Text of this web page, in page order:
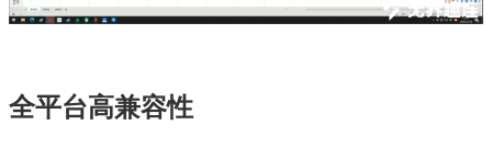
全平台高兼容性